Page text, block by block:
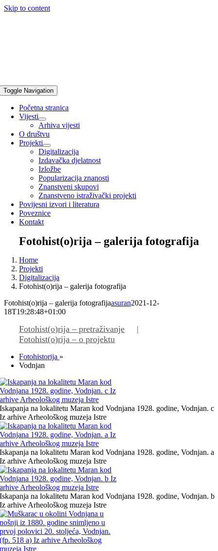
Skip to content
Toggle Navigation
Početna stranica
Vijesti
Arhiva vijesti
O društvu
Projekti
Digitalizacija
Izdavačka djelatnost
Izložbe
Popularizacija znanosti
Znanstveni skupovi
Znanstveno istraživački projekti
Povijesni izvori i literatura
Poveznice
Kontakt
Fotohist(o)rija – galerija fotografija
Home
Projekti
Digitalizacija
Fotohist(o)rija – galerija fotografija
Fotohist(o)rija – galerija fotografijaasuran2021-12-
18T19:28:48+01:00
Fotohist(o)rija – pretraživanje
Fotohist(o)rija – o projektu
Fotohistorija »
Vodnjan
Iskapanja na lokalitetu Maran kod Vodnjana 1928. godine, Vodnjan. c
Iz arhive Arheološkog muzeja Istre
Iskapanja na lokalitetu Maran kod Vodnjana 1928. godine, Vodnjan. a
Iz arhive Arheološkog muzeja Istre
Iskapanja na lokalitetu Maran kod Vodnjana 1928. godine, Vodnjan. b
Iz arhive Arheološkog muzeja Istre